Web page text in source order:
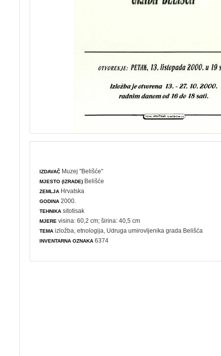
IZDAVAČ Muzej "Belišće"
MJESTO (IZRADE) Belišće
ZEMLJA Hrvatska
GODINA 2000.
TEHNIKA sitotisak
MJERE visina: 60,2 cm; širina: 40,5 cm
TEMA izložba ,etnologija , Udruga umirovljenika grada Belišća
INVENTARNA OZNAKA 6374